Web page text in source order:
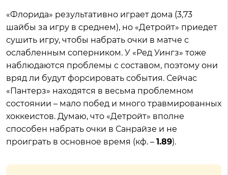
«Флорида» результативно играет дома (3,73
шайбы за игру в среднем), но «Детройт» приедет
сушить игру, чтобы набрать очки в матче с
ослабленным соперником. У «Ред Уингз» тоже
наблюдаются проблемы с составом, поэтому они
вряд ли будут форсировать события. Сейчас
«Пантерз» находятся в весьма проблемном
состоянии – мало побед и много травмированных
хоккеистов. Думаю, что «Детройт» вполне
способен набрать очки в Санрайзе и не
проиграть в основное время (кф. – 1.89).